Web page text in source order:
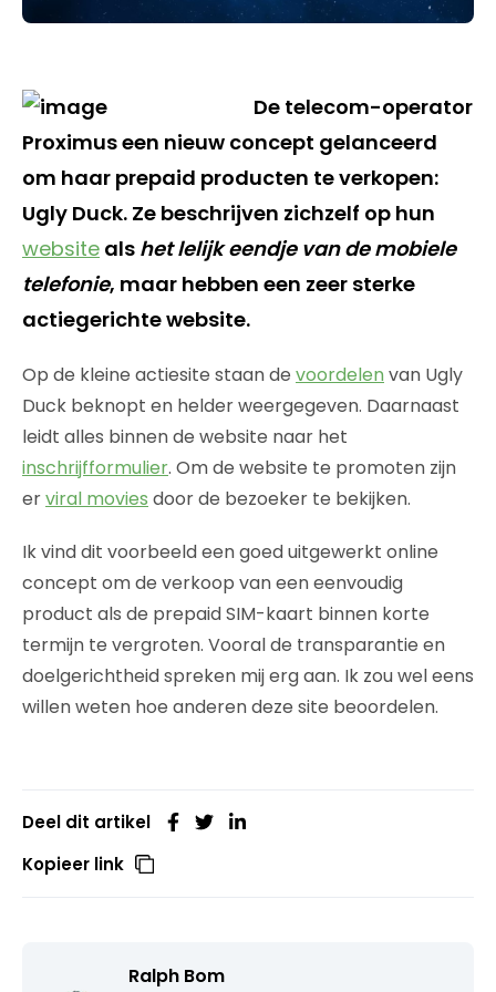
De telecom-operator
Proximus een nieuw concept gelanceerd
om haar prepaid producten te verkopen:
Ugly Duck. Ze beschrijven zichzelf op hun
website als het lelijk eendje van de mobiele
telefonie, maar hebben een zeer sterke
actiegerichte website.
Op de kleine actiesite staan de voordelen van Ugly
Duck beknopt en helder weergegeven. Daarnaast
leidt alles binnen de website naar het
inschrijfformulier. Om de website te promoten zijn
erviral movies door de bezoeker te bekijken.
Ik vind dit voorbeeld een goed uitgewerkt online
concept om de verkoop van een eenvoudig
product als de prepaid SIM-kaart binnen korte
termijn te vergroten. Vooral de transparantie en
doelgerichtheid spreken mij erg aan. Ik zou wel eens
willen weten hoe anderen deze site beoordelen.
Deel dit artikel
Kopieer link
Ralph Bom